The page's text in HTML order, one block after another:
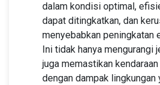
dalam kondisi optimal,
dapat ditingkatkan, dan
menyebabkan peningkatan
Ini tidak hanya mengurangi
juga memastikan
dengan dampak lingkungan